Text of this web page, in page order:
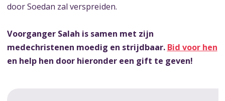
door Soedan zal verspreiden.
Voorganger Salah is samen met zijn
medechristenen moedig en strijdbaar. Bid voor hen
en help hen door hieronder een gift te geven!